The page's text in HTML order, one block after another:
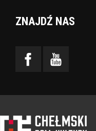
ZNAJDŹ NAS